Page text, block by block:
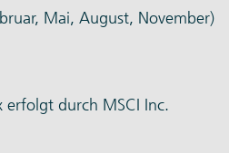
Mai, August, November)
erfolgt durch MSCI Inc.